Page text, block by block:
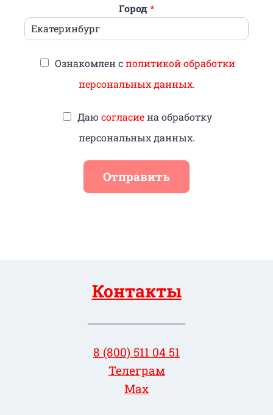
Город *
Ознакомлен сполитикой обработки
персональных данных.
Даю согласиена обработку
персональных данных.
Отправить
Контакты
8 (800) 511 04 51
Телеграм
Max